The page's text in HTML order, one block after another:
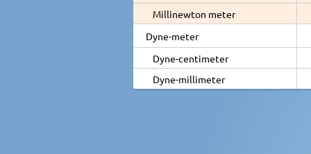
Millinewton meter
Dyne-meter
Dyne-centimeter
Dyne-millimeter